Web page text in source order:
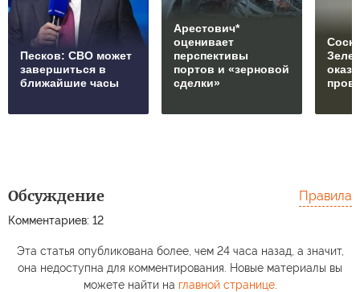
Песков: СВО может
завершиться в
ближайшие часы
Арестович*
оценивает
перспективы
портов и «зерновой
сделки»
Обсуждение
Комментариев: 12
Правила
Эта статья опубликована более, чем 24 часа назад, а значит,
она недоступна для комментирования. Новые материалы вы
можете найти на главной странице.